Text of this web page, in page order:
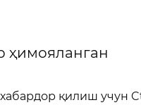
ҳимояланган
қилиш учун